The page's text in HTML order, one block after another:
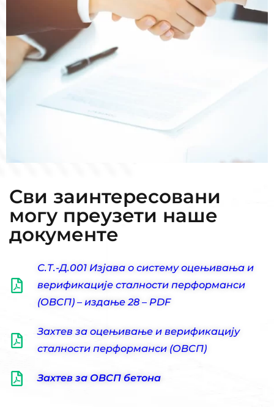
Сви заинтересовани
могу преузети нашe
документe
С.Т.-Д.001 Изјава о систему оцењивања и
верификације сталности перформанси
(ОВСП) – издање 28 – PDF
Захтев за оцењивање и верификацију
сталности перформанси (ОВСП)
Захтев за ОВСП бетона